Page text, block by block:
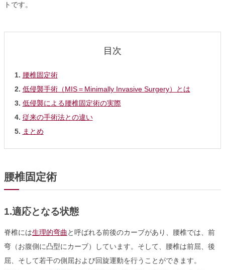
トです。
腰椎固定術
低侵襲手術（MIS＝Minimally Invasive Surgery）とは
低侵襲による腰椎固定術の実際
従来の手術法との違い
まとめ
腰椎固定術
1.適応となる状態
脊椎には生理的弯曲 と呼ばれる前後のカーブがあり、腰椎では、前
弯（お腹側に凸型にカーブ）しています。そして、腰椎は前屈、後
屈、そして若干の側屈および回旋運動を行うことができます。